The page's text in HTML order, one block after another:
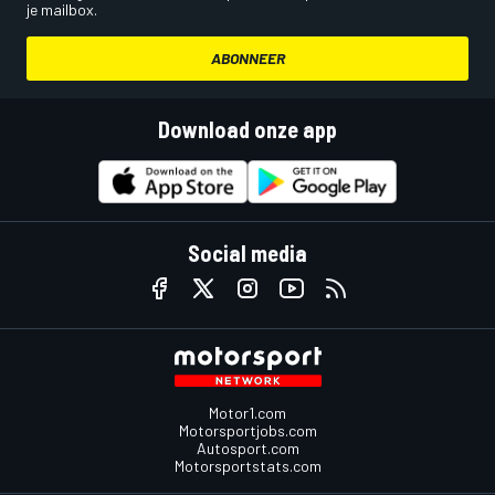
je mailbox.
ABONNEER
Download onze app
Social media
Motor1.com
Motorsportjobs.com
Autosport.com
Motorsportstats.com